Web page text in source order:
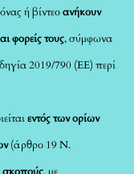
ή βίντεοανήκουν
φορείς τους, σύμφωνα
2019/790 (ΕΕ) περί
εντός των ορίων
(άρθρο 19 Ν.